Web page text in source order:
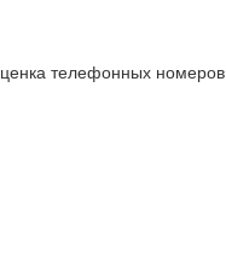
телефонных номеров